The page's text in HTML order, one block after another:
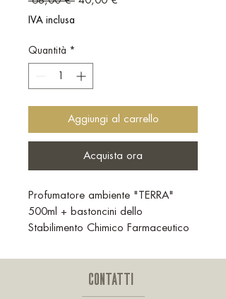
IVA inclusa
Quantità *
Aggiungi al carrello
Acquista ora
Profumatore ambiente "TERRA"
500ml + bastoncini dello
Stabilimento Chimico Farmaceutico
CONTATTI